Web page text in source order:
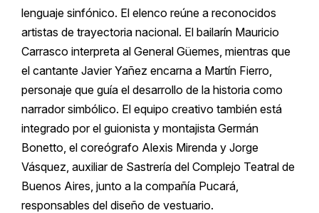
lenguaje sinfónico. El elenco reúne a reconocidos
artistas de trayectoria nacional. El bailarín Mauricio
Carrasco interpreta al General Güemes, mientras que
el cantante Javier Yañez encarna a Martín Fierro,
personaje que guía el desarrollo de la historia como
narrador simbólico. El equipo creativo también está
integrado por el guionista y montajista Germán
Bonetto, el coreógrafo Alexis Mirenda y Jorge
Vásquez, auxiliar de Sastrería del Complejo Teatral de
Buenos Aires, junto a la compañía Pucará,
responsables del diseño de vestuario.